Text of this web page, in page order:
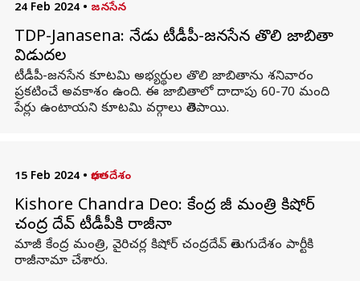
24 Feb 2024 • జనసేన
TDP-Janasena: నేడు టీడీపీ-జనసేన తొలి జాబితా
విడుదల
టీడీపీ-జనసేన కూటమి అభ్యర్థుల తొలి జాబితాను శనివారం
ప్రకటించే అవకాశం ఉంది. ఈ జాబితాలో దాదాపు 60-70 మంది
పేర్లు ఉంటాయని కూటమి వర్గాలు తెలిపాయి.
15 Feb 2024 • భారతదేశం
Kishore Chandra Deo: కేంద్ర మాజీ మంత్రి కిషోర్
చంద్ర దేవ్ టీడీపీకి రాజీనామా
మాజీ కేంద్ర మంత్రి, వైరిచర్ల కిషోర్ చంద్రదేవ్ తెలుగుదేశం పార్టీకి
రాజీనామా చేశారు.